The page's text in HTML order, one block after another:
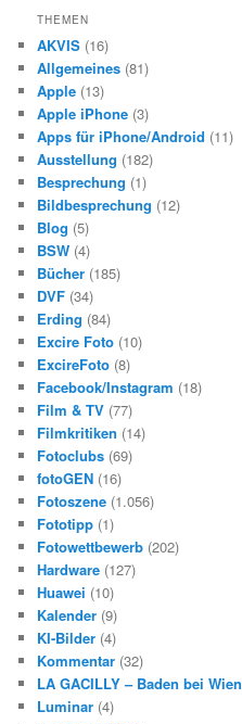
h
n
THEMEN
AKVIS (16)
Allgemeines (81)
Apple (13)
Apple iPhone (3)
Apps für iPhone/Android (11)
Ausstellung (182)
Besprechung (1)
Bildbesprechung (12)
Blog (5)
BSW (4)
Bücher (185)
DVF (34)
Erding (84)
Excire Foto (10)
ExcireFoto (8)
Facebook/Instagram (18)
Film & TV (77)
Filmkritiken (14)
Fotoclubs (69)
fotoGEN (16)
Fotoszene (1.056)
Fototipp (1)
Fotowettbewerb (202)
Hardware (127)
Huawei (10)
Kalender (9)
KI-Bilder (4)
Kommentar (32)
LA GACILLY – Baden bei Wien
Luminar (4)